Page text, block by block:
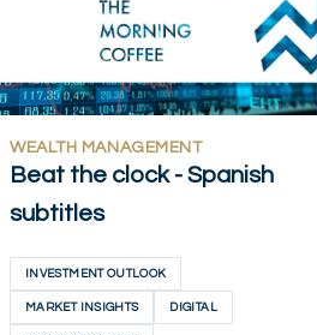
WEALTH MANAGEMENT
Beat the clock - Spanish
subtitles
INVESTMENT OUTLOOK
MARKET INSIGHTS DIGITAL